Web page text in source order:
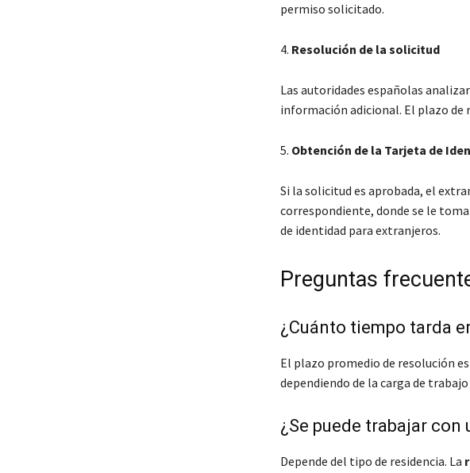
permiso solicitado.
4. Resolución de la solicitud
Las autoridades españolas
información adicional. El plazo de
5. Obtención de la Tarjeta de
Si la solicitud es aprobada, el
correspondiente, donde se le
de identidad para extranjeros.
Preguntas
¿Cuánto tiempo tarda
El plazo promedio de resolución es
dependiendo de la carga de
¿Se puede trabajar con
Depende del tipo de residencia. La